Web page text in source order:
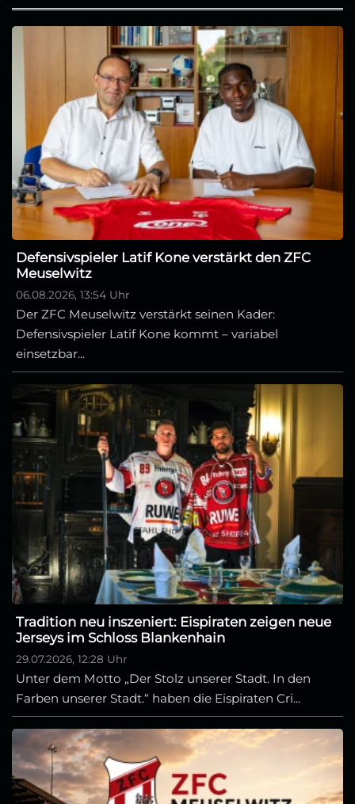
Defensivspieler Latif Kone verstärkt den ZFC
Meuselwitz
06.08.2026, 13:54 Uhr
Der ZFC Meuselwitz verstärkt seinen Kader:
Defensivspieler Latif Kone kommt – variabel
einsetzbar...
Tradition neu inszeniert: Eispiraten zeigen neue
Jerseys im Schloss Blankenhain
29.07.2026, 12:28 Uhr
Unter dem Motto „Der Stolz unserer Stadt. In den
Farben unserer Stadt.“ haben die Eispiraten Cri...